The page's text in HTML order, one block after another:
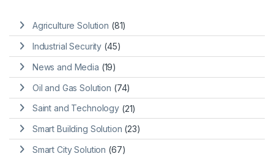
Agriculture Solution (81)
Industrial Security (45)
News and Media (19)
Oil and Gas Solution (74)
Saint and Technology (21)
Smart Building Solution (23)
Smart City Solution (67)